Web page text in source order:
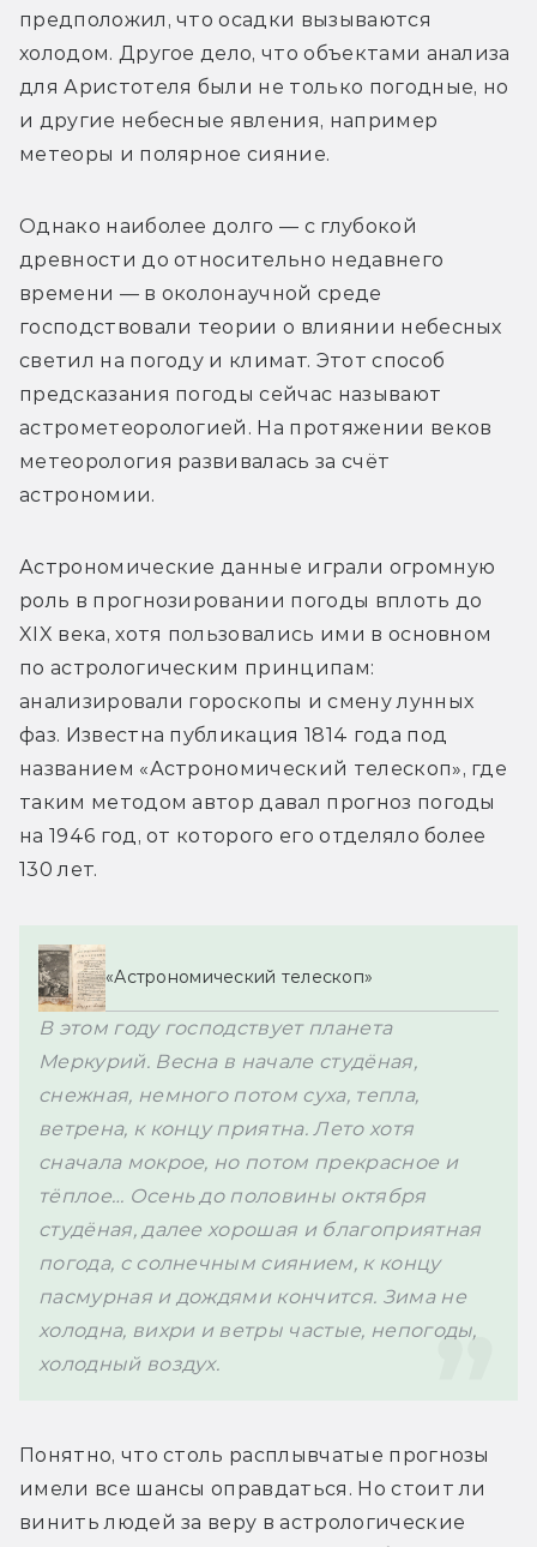
предположил, что осадки вызываются
холодом. Другое дело, что объектами анализа
для Аристотеля были не только погодные, но
и другие небесные явления, например
метеоры и полярное сияние.
Однако наиболее долго — с глубокой
древности до относительно недавнего
времени — в околонаучной среде
господствовали теории о влиянии небесных
светил на погоду и климат. Этот способ
предсказания погоды сейчас называют
астрометеорологией. На протяжении веков
метеорология развивалась за счёт
астрономии.
Астрономические данные играли огромную
роль в прогнозировании погоды вплоть до
XIX века, хотя пользовались ими в основном
по астрологическим принципам:
анализировали гороскопы и смену лунных
фаз. Известна публикация 1814 года под
названием «Астрономический телескоп», где
таким методом автор давал прогноз погоды
на 1946 год, от которого его отделяло более
130 лет.
«Астрономический телескоп»
В этом году господствует планета
Меркурий. Весна в начале студёная,
снежная, немного потом суха, тепла,
ветрена, к концу приятна. Лето хотя
сначала мокрое, но потом прекрасное и
тёплое… Осень до половины октября
студёная, далее хорошая и благоприятная
погода, с солнечным сиянием, к концу
пасмурная и дождями кончится. Зима не
холодна, вихри и ветры частые, непогоды,
холодный воздух.
Понятно, что столь расплывчатые прогнозы
имели все шансы оправдаться. Но стоит ли
винить людей за веру в астрологические